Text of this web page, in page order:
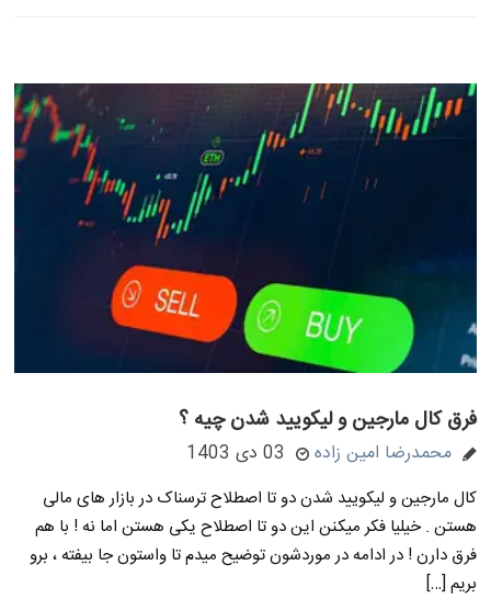
فرق کال مارجین و لیکویید شدن چیه ؟
محمدرضا امین زاده 03 دی 1403
کال مارجین و لیکویید شدن دو تا اصطلاح ترسناک در بازار های مالی
هستن . خیلیا فکر میکنن این دو تا اصطلاح یکی هستن اما نه ! با هم
فرق دارن ! در ادامه در موردشون توضیح میدم تا واستون جا بیفته ، برو
بریم […]